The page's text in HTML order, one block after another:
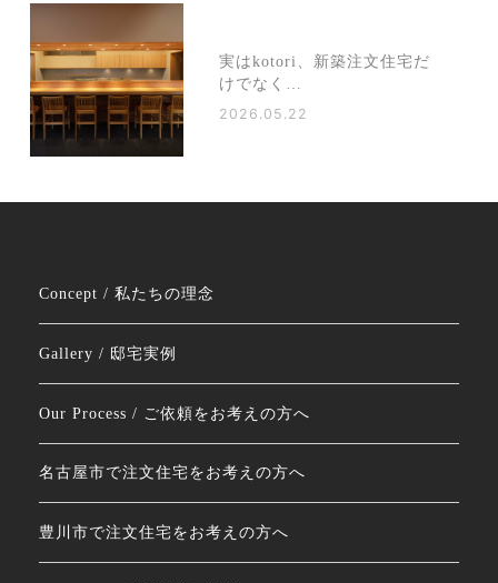
実はkotori、新築注文住宅だ
けでなく…
2026.05.22
Concept / 私たちの理念
Gallery / 邸宅実例
Our Process / ご依頼をお考えの方へ
名古屋市で注文住宅をお考えの方へ
豊川市で注文住宅をお考えの方へ